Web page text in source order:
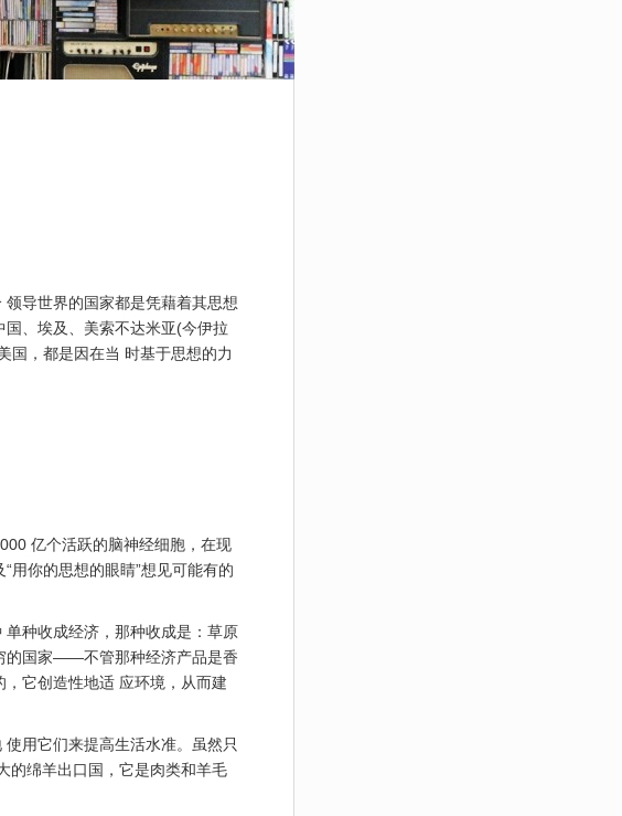
导世界的国家都是凭藉着其思想
、埃及、美索不达米亚(今伊拉
国，都是因在当 时基于思想的力
亿个活跃的脑神经细胞，在现
用你的思想的眼睛”想见可能有的
种收成经济，那种收成是：草原
的国家——不管那种经济产品是香
它创造性地适 应环境，从而建
用它们来提高生活水准。虽然只
的绵羊出口国，它是肉类和羊毛